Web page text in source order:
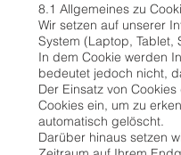
8.1 Allgemeines zu
Wir setzen auf unserer
System (Laptop, Tablet,
In dem Cookie werden
bedeutet jedoch nicht,
Der Einsatz von
Cookies ein, um zu
automatisch gelöscht.
Darüber hinaus setzen